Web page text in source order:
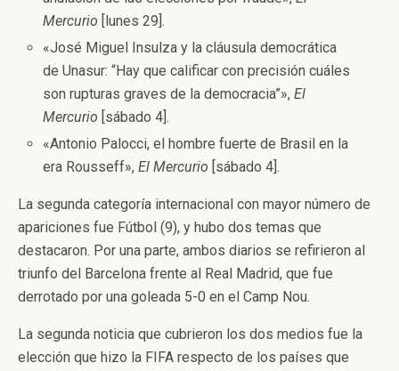
Mercurio [lunes 29].
«José Miguel Insulza y la cláusula democrática
de Unasur: “Hay que calificar con precisión cuáles
son rupturas graves de la democracia”», El
Mercurio [sábado 4].
«Antonio Palocci, el hombre fuerte de Brasil en la
era Rousseff», El Mercurio [sábado 4].
La segunda categoría internacional con mayor número de
apariciones fue Fútbol (9), y hubo dos temas que
destacaron. Por una parte, ambos diarios se refirieron al
triunfo del Barcelona frente al Real Madrid, que fue
derrotado por una goleada 5-0 en el Camp Nou.
La segunda noticia que cubrieron los dos medios fue la
elección que hizo la FIFA respecto de los países que